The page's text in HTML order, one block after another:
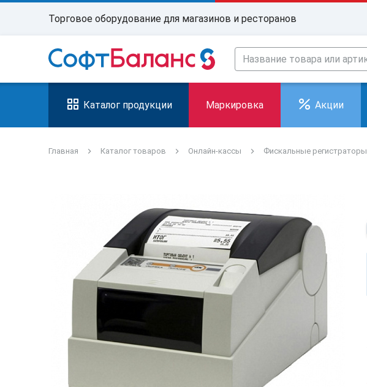
Торговое оборудование для магазинов и ресторанов
Каталог продукции Маркировка Акции
Главная Каталог товаров Онлайн-кассы Фискальные регистраторы